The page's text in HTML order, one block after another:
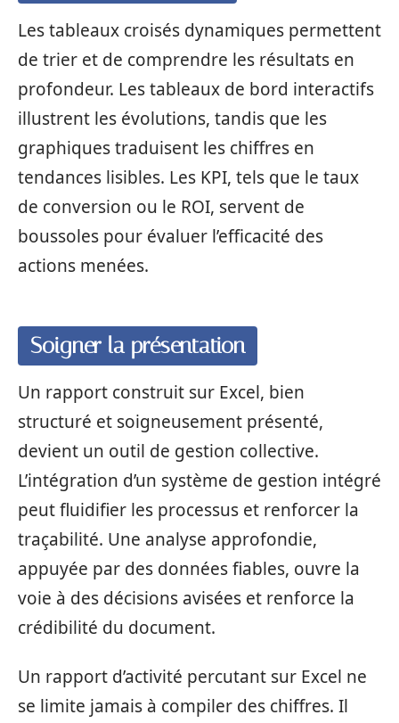
Les tableaux croisés dynamiques permettent
de trier et de comprendre les résultats en
profondeur. Les tableaux de bord interactifs
illustrent les évolutions, tandis que les
graphiques traduisent les chiffres en
tendances lisibles. Les KPI, tels que le taux
de conversion ou le ROI, servent de
boussoles pour évaluer l’efficacité des
actions menées.
Soigner la présentation
Un rapport construit sur Excel, bien
structuré et soigneusement présenté,
devient un outil de gestion collective.
L’intégration d’un système de gestion intégré
peut fluidifier les processus et renforcer la
traçabilité. Une analyse approfondie,
appuyée par des données fiables, ouvre la
voie à des décisions avisées et renforce la
crédibilité du document.
Un rapport d’activité percutant sur Excel ne
se limite jamais à compiler des chiffres. Il